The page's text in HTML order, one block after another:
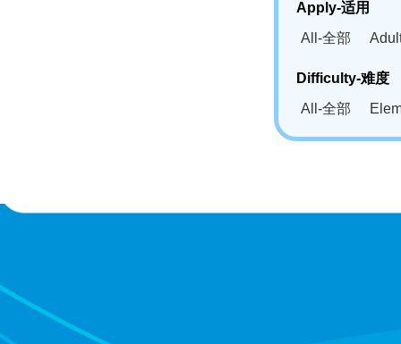
Bahasa
Swahili(SW)-
Apply-适用
All-全部
Difficulty-难度
All-全部